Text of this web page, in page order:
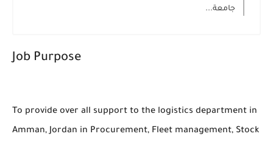
جامعة...
Job Purpose
To provide over all support to the logistics department in
Amman, Jordan in Procurement, Fleet management, Stock